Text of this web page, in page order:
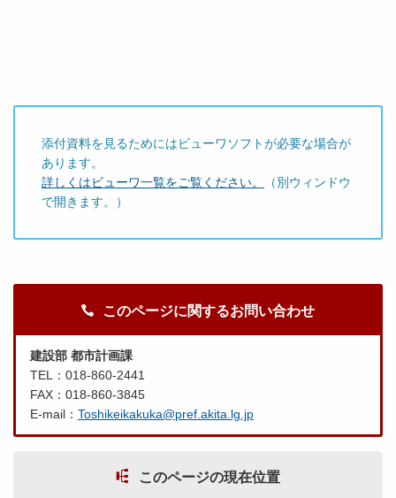
添付資料を見るためにはビューワソフトが必要な場合が
あります。
詳しくはビューワ一覧をご覧ください。
（別ウィンドウ
で開きます。）
このページに関するお問い合わせ
建設部 都市計画課
TEL：018-860-2441
FAX：018-860-3845
E-mail： Toshikeikakuka@pref.akita.lg.jp
このページの現在位置